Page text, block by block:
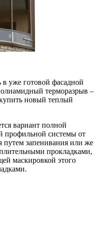
уже готовой фасадной
терморазрыв –
новый теплый
вариант полной
профильной системы от
запенивания или же
прокладками,
маскировкой этого